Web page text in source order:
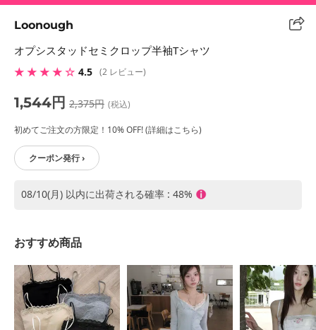
Loonough
オプシスタッドセミクロップ半袖Tシャツ
★ ★ ★ ★ ☆ 4.5 (2 レビュー)
1,544円 2,375円 (税込)
初めてご注文の方限定！10% OFF! (詳細はこちら)
クーポン発行 ›
08/10(月) 以内に出荷される確率 : 48%
おすすめ商品